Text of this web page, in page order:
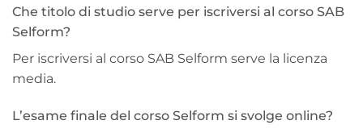
Che titolo di studio serve per iscriversi al corso SAB
Selform?
Per iscriversi al corso SAB Selform serve la licenza
media.
L’esame finale del corso Selform si svolge online?